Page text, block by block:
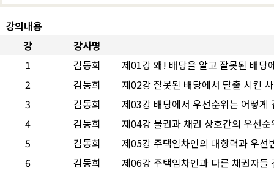
강의내용
강
강사명
1
김동희
제01강 왜! 배당을 알고 잘못된 배당
2
김동희
제02강 잘못된 배당에서 탈출 시킨
3
김동희
제03강 배당에서 우선순위는 어떻게
4
김동희
제04강 물권과 채권 상호간의 우선
5
김동희
제05강 주택임차인의 대항력과 우선
6
김동희
제06강 주택임차인과 다른 채권자들